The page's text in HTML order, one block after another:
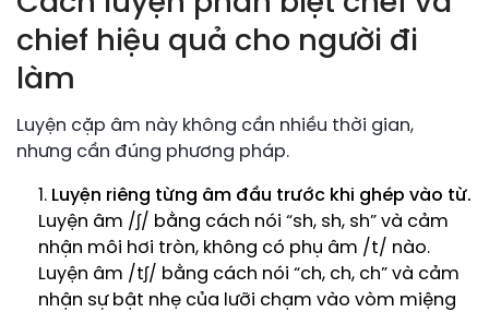
chief hiệu quả cho người đi
làm
Luyện cặp âm này không cần nhiều thời gian,
nhưng cần đúng phương pháp.
Luyện riêng từng âm đầu trước khi ghép vào từ.
Luyện âm /ʃ/ bằng cách nói “sh, sh, sh” và cảm
nhận môi hơi tròn, không có phụ âm /t/ nào.
Luyện âm /tʃ/ bằng cách nói “ch, ch, ch” và cảm
nhận sự bật nhẹ của lưỡi chạm vào vòm miệng